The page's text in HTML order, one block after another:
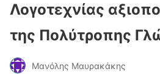
Λογοτεχνίας
της Πολύτροπης
Μανόλης Μαυρακάκης